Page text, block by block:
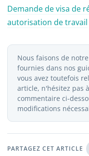
Demande de visa de
autorisation de travail
Nous faisons de
fournies dans nos
vous avez toutefois
article, n'hésitez pas
commentaire ci-
modifications
PARTAGEZ CET ARTICLE